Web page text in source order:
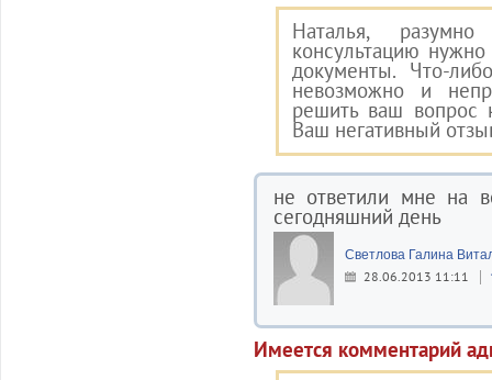
Наталья,
консультацию
документы. Что-
невозможно и
решить ваш вопрос
Ваш негативный
не ответили мне на
сегодняшний день
Светлова Галина
28.06.2013 11:11
Имеется комментарий